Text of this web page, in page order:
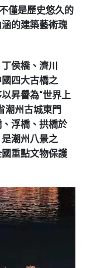
僅是歷史悠久的
的建築藝術瑰
侯橋、濟川
四大古橋之
昇譽為“世界上
潮州古城東門
浮橋、拱橋於
潮州八景之
重點文物保護